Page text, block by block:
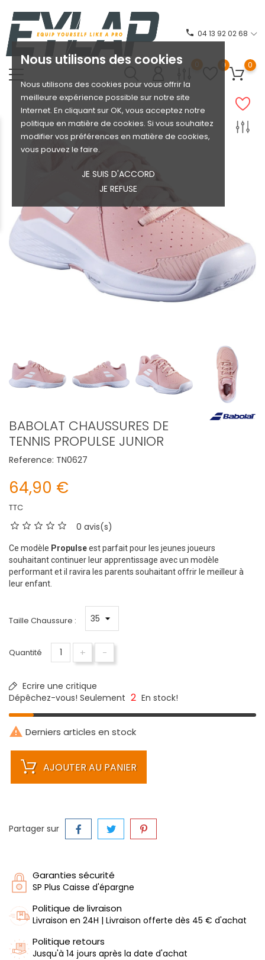
Nous utilisons des cookies
Nous utilisons des cookies pour vous offrir la
meilleure expérience possible sur notre site
Internet. En cliquant sur OK, vous acceptez notre
politique en matière de cookies. Si vous souhaitez
modifier vos préférences en matière de cookies,
vous pouvez le faire.
JE SUIS D'ACCORD
JE REFUSE
phone 04 13 92 02 68
0 0 0
BABOLAT CHAUSSURES DE
TENNIS PROPULSE JUNIOR
Reference: TN0627
64,90 €
TTC
0 avis(s)
Ce modèle Propulseest parfait pour les jeunes joueurs
souhaitant continuer leur apprentissage avec un modèle
performant et il ravira les parents souhaitant offrir le meilleur à
leur enfant.
Taille Chaussure :
Quantité + -
Ecrire une critique
Dépêchez-vous! Seulement 2 En stock!
 Derniers articles en stock
AJOUTER AU PANIER
Partager sur
Garanties sécurité
SP Plus Caisse d'épargne
Politique de livraison
Livraison en 24H | Livraison offerte dès 45 € d'achat
Politique retours
Jusqu'à 14 jours après la date d'achat